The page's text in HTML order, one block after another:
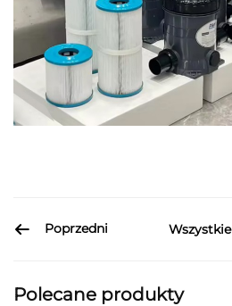
Poprzedni Wszystkie
Polecane produkty